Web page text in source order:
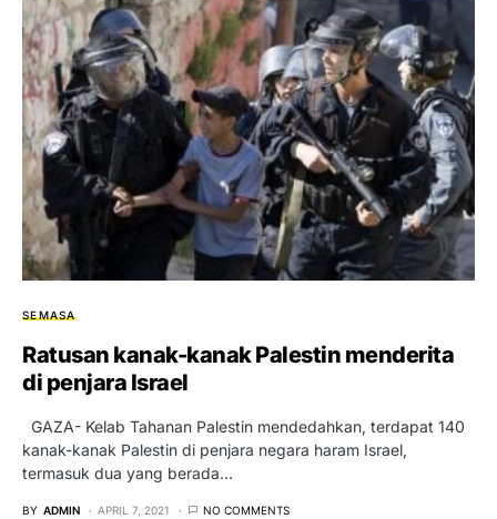
SEMASA
Ratusan kanak-kanak Palestin menderita
di penjara Israel
GAZA- Kelab Tahanan Palestin mendedahkan, terdapat 140
kanak-kanak Palestin di penjara negara haram Israel,
termasuk dua yang berada…
BY ADMIN APRIL 7, 2021 NO COMMENTS